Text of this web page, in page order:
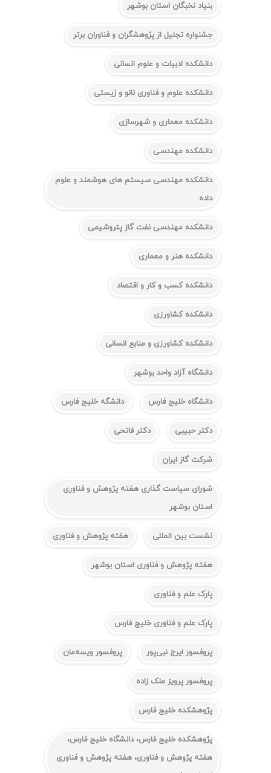
بنیاد نخبگان استان بوشهر
جشنواره تجلیل از پژوهشگران و فناوران برتر
دانشکده ادبیات و علوم انسانی
دانشکده علوم و فناوری نانو و زیستی
دانشکده معماری و شهرسازی
دانشکده مهندسی
دانشکده مهندسی سیستم های هوشمند و علوم
داده
دانشکده مهندسی نفت گاز پتروشیمی
دانشکده هنر و معماری
دانشکده کسب و کار و اقتصاد
دانشکده کشاورزی
دانشکده کشاورزی و منابع انسانی
دانشگاه آزاد واحد بوشهر
دانشگاه خلیج فارس دانشگه خلیج فارس
دکتر حبیبی دکتر فاتحی
شرکت گاز ایران
شورای سیاست گذاری هفته پژوهش و فناوری
استان بوشهر
نشست بین المللی هفته پژوهش و فناوری
هفته پژوهش و فناوری استان بوشهر
پارک علم و فناوری
پارک علم و فناوری خلیج فارس
پروفسور ایرج نبی‌پور پروفسور ویسه‌مان
پروفسور پرویز ملک زاده
پژوهشکده خلیج فارس
پژوهشکده خلیج فارس، دانشگاه خلیج فارس،
هفته پژوهش و فناوری، هفته پژوهش و فناوری